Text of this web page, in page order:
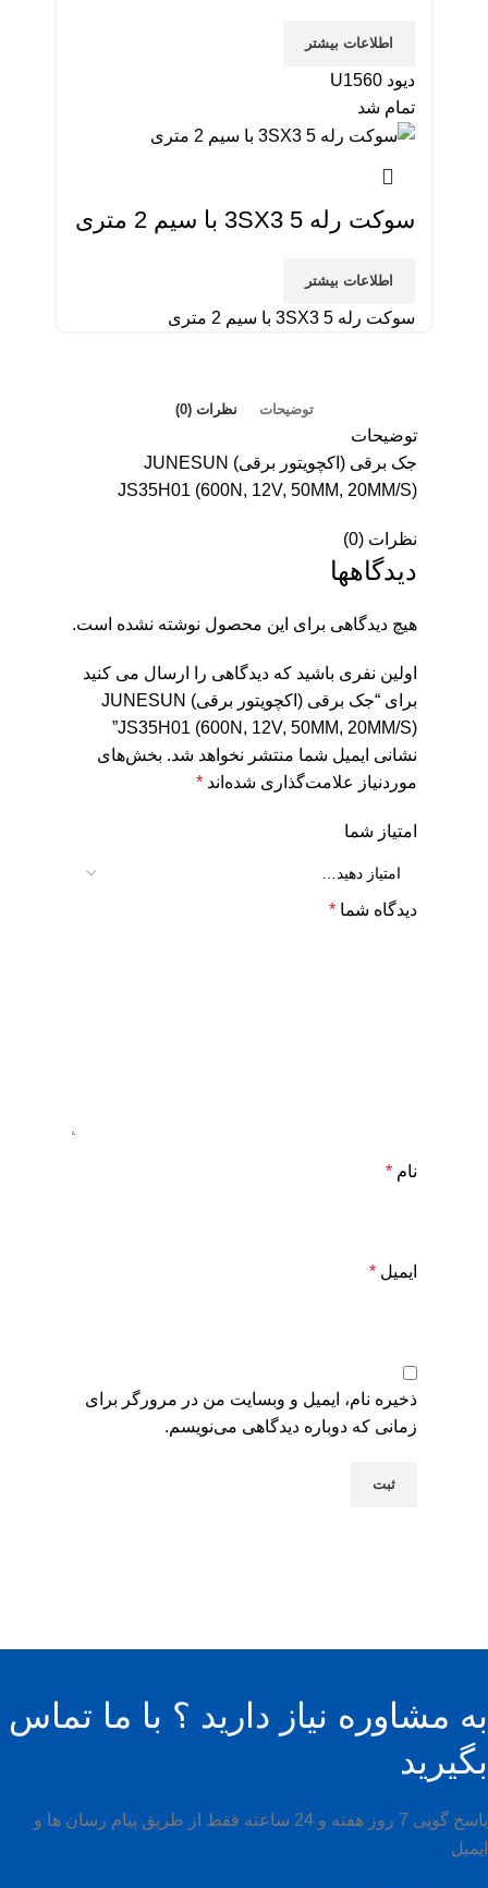
اطلاعات بیشتر
دیود U1560
تمام شد
سوکت رله 3SX3 5 با سیم 2 متری
اطلاعات بیشتر
سوکت رله 3SX3 5 با سیم 2 متری
توضیحات نظرات (0)
توضیحات
جک برقی (اکچویتور برقی) JUNESUN
JS35H01 (600N, 12V, 50MM, 20MM/S)
نظرات (0)
دیدگاهها
هیچ دیدگاهی برای این محصول نوشته نشده است.
اولین نفری باشید که دیدگاهی را ارسال می کنید
برای “جک برقی (اکچویتور برقی) JUNESUN
JS35H01 (600N, 12V, 50MM, 20MM/S)”
نشانی ایمیل شما منتشر نخواهد شد. بخش‌های
موردنیاز علامت‌گذاری شده‌اند *
امتیاز شما
دیدگاه شما *
نام *
ایمیل *
ذخیره نام، ایمیل و وبسایت من در مرورگر برای
زمانی که دوباره دیدگاهی می‌نویسم.
به مشاوره نیاز دارید ؟ با ما تماس
بگیرید
پاسخ گویی 7 روز هفته و 24 ساعته فقط از طریق پیام رسان ها و
ایمیل